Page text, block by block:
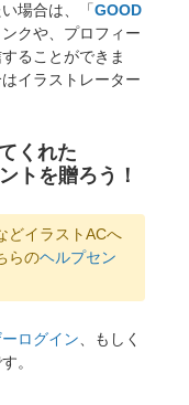
場合は、「GOOD
クや、プロフィー
ることができま
イラストレーター
くれた
トを贈ろう！
どイラストACへ
らのヘルプセン
ログイン、もしく
。